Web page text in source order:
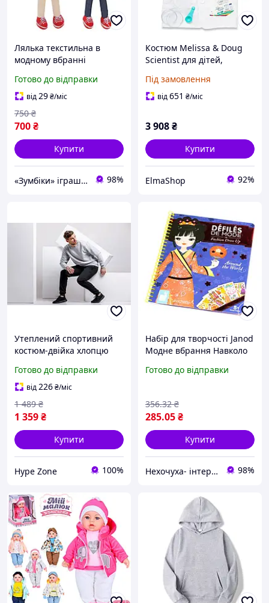
Лялька текстильна в
модному вбранні
Готово до відправки
від29₴/міс
700₴
750 ₴
Купити
«Зумбіки» іграшки для дітей 98%
Костюм Melissa & Doug
Scientist для дітей,
вбрання для дітей і
малюків, дитячий
або
Під замовлення
від651 ₴/міс
3 908₴
Купити
ElmaShop 92%
Утеплений спортивний
костюм-двійка хлопцю
чоловічий Світшот та
теплі чорні штани фліс
Модний костюм Одежа
Готово до відправки
від226₴/міс
1 359₴
1 489 ₴
Купити
Hype Zone 100%
Набір для творчості Janod
Модне вбрання Навколо
з наклейками для
Готово до відправки
285.05₴
356.32 ₴
Купити
Нехочуха- інтернет магазин іграшок 98%